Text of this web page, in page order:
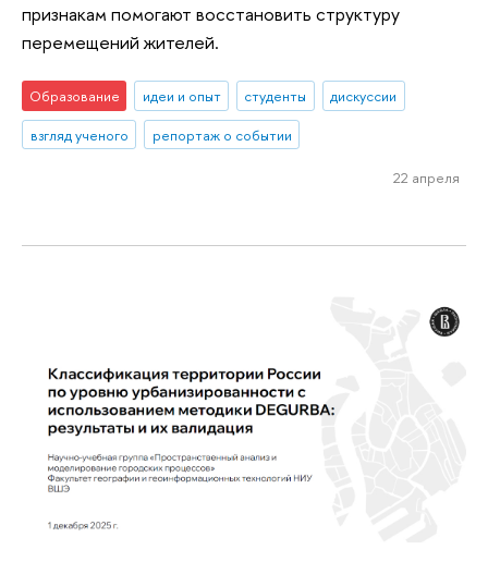
признакам помогают восстановить структуру
перемещений жителей.
Образование идеи и опыт студенты
дискуссии
взгляд ученого
репортаж о событии
22 апреля